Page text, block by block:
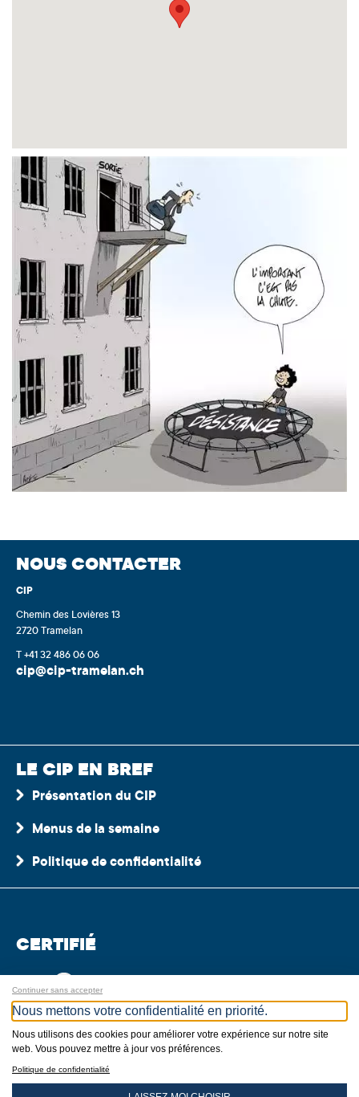
NOUS CONTACTER
CIP
Chemin des Lovières 13
2720 Tramelan
T +41 32 486 06 06
cip@cip-tramelan.ch
LE CIP EN BREF
Présentation du CIP
Menus de la semaine
Politique de confidentialité
CERTIFIÉ
MEMBRE
Continuer sans accepter
Nous mettons votre confidentialité en priorité.
Nous utilisons des cookies pour améliorer votre expérience sur notre site
web. Vous pouvez mettre à jour vos préférences.
Politique de confidentialité